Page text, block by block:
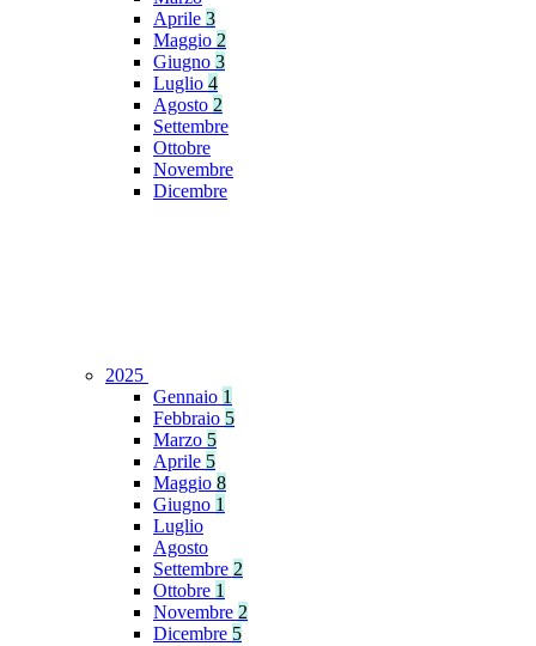
Aprile 3
Maggio 2
Giugno 3
Luglio 4
Agosto 2
Settembre
Ottobre
Novembre
Dicembre
2025
Gennaio 1
Febbraio 5
Marzo 5
Aprile 5
Maggio 8
Giugno 1
Luglio
Agosto
Settembre 2
Ottobre 1
Novembre 2
Dicembre 5